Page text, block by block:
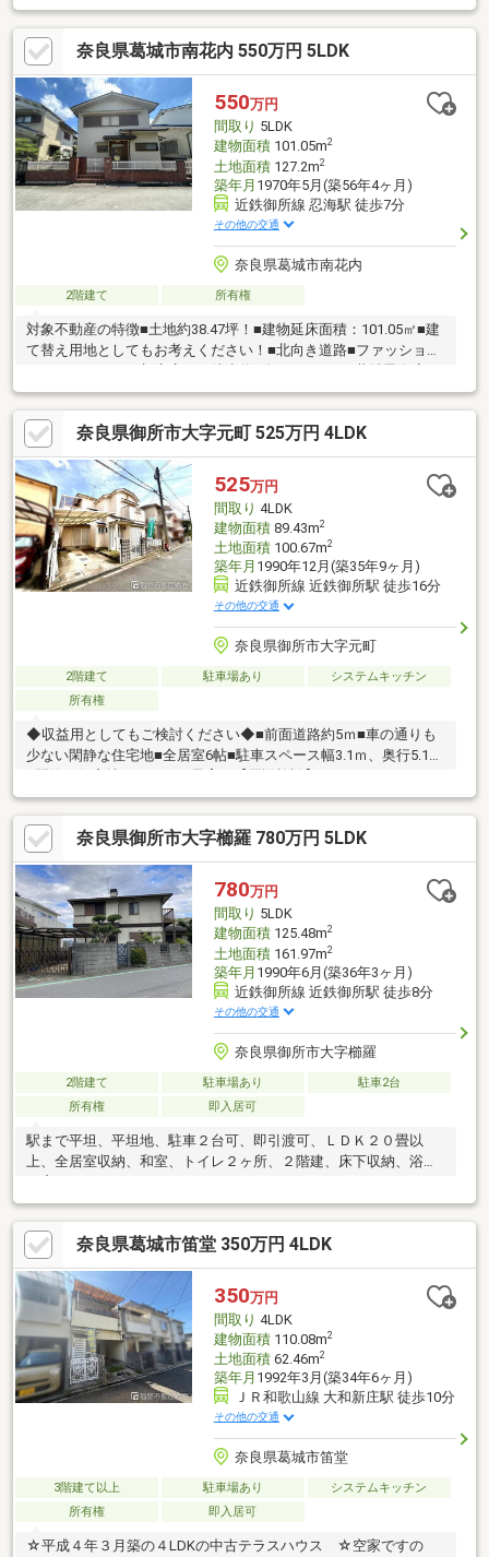
吉野郡・天理市・北葛城郡他、幅広いエリアをカバーして、お客
様に最新の物件情報を発信しております。仲介をメインに営業し
ておりますので、売却希望のお客様には、スピーディーに取引が
出来るよう心がけております。安心してお任せ下さいませ。まず
は、物件を見るだけでも大歓迎です！ 時間をかけて自分に合った
家はどんな家なのか、一緒に探して行きましょう！◆お問合せお
待ちしております◆
奈良県葛城市南花内 550万円 5LDK
550万円
間取り 5LDK
建物面積101.05m2
土地面積127.2m2
築年月 1970年5月(築56年4ヶ月)
近鉄御所線 忍海駅 徒歩7分
その他の交通
奈良県葛城市南花内
2階建て 所有権
対象不動産の特徴■土地約38.47坪！■建物延床面積：101.05㎡■建
て替え用地としてもお考えください！■北向き道路■ファッション
で徒歩約6分！■セブンイレブン葛城南花内まで徒歩約6分！■ドラ
ックストアコスモス南花内店まで徒歩約7分！■オークワ葛城忍海
店まで徒歩約8分！■ファミリーマート葛城忍海店まで徒歩約8
分！■近鉄御所線「御所」駅まで徒歩約7分！■物件のご内覧や何
かご不明な点等ございましたら、担当：岩切までご連絡お願いい
たします。直通：070-1338-9188、フリーコール：0120-270-272
奈良県御所市大字元町 525万円 4LDK
525万円
間取り 4LDK
建物面積89.43m2
土地面積100.67m2
築年月 1990年12月(築35年9ヶ月)
近鉄御所線 近鉄御所駅 徒歩16分
その他の交通
奈良県御所市大字元町
2階建て 駐車場あり
システムキッチン
所有権
◆収益用としてもご検討ください◆■前面道路約5ｍ■車の通りも
少ない閑静な住宅地■全居室6帖■駐車スペース幅3.1ｍ、奥行5.1ｍ
ターしまむら新庄店：徒歩22分（1687ｍ）ベビー・子供用品バー
スデイ新庄店：徒歩27分（2089ｍ） アベイル新庄店：徒歩27分
（2128ｍ）ライフ御所店：徒歩16分（1210ｍ）スーパー めぐみ
の郷新庄店：徒歩14分（1091ｍ） ファミリーマート葛城忍海店：
徒歩17分（1291ｍ）キリン堂御所店：徒歩11分（849ｍ）
奈良県御所市大字櫛羅 780万円 5LDK
780万円
間取り 5LDK
建物面積125.48m2
土地面積161.97m2
築年月 1990年6月(築36年3ヶ月)
近鉄御所線 近鉄御所駅 徒歩8分
その他の交通
奈良県御所市大字櫛羅
2階建て 駐車場あり
駐車2台
所有権
即入居可
駅まで平坦、平坦地、駐車２台可、即引渡可、ＬＤＫ２０畳以
上、全居室収納、和室、トイレ２ヶ所、２階建、床下収納、浴室
奈良県葛城市笛堂 350万円 4LDK
350万円
間取り 4LDK
建物面積110.08m2
土地面積62.46m2
築年月 1992年3月(築34年6ヶ月)
ＪＲ和歌山線 大和新庄駅 徒歩10分
その他の交通
奈良県葛城市笛堂
3階建て以上 駐車場あり
システムキッチン
所有権
即入居可
☆平成４年３月築の４LDKの中古テラスハウス ☆空家ですの